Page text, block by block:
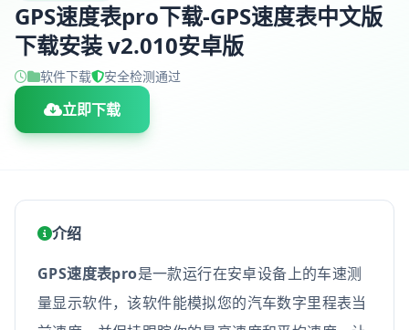
GPS速度表pro下载-GPS速度表中文版
下载安装 v2.010安卓版
软件下载 安全检测通过
立即下载
介绍
GPS速度表pro是一款运行在安卓设备上的车速测
量显示软件，该软件能模拟您的汽车数字里程表当